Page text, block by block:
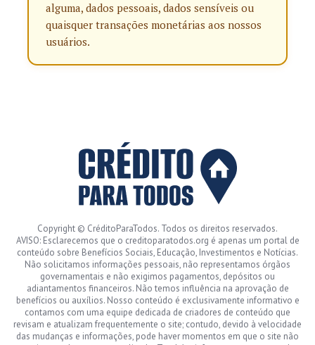
alguma, dados pessoais, dados sensíveis ou
quaisquer transações monetárias aos nossos
usuários.
Copyright © CréditoParaTodos. Todos os direitos reservados.
AVISO: Esclarecemos que o creditoparatodos.org é apenas um portal de
conteúdo sobre Benefícios Sociais, Educação, Investimentos e Notícias.
Não solicitamos informações pessoais, não representamos órgãos
governamentais e não exigimos pagamentos, depósitos ou
adiantamentos financeiros. Não temos influência na aprovação de
benefícios ou auxílios. Nosso conteúdo é exclusivamente informativo e
contamos com uma equipe dedicada de criadores de conteúdo que
revisam e atualizam frequentemente o site; contudo, devido à velocidade
das mudanças e informações, pode haver momentos em que o site não